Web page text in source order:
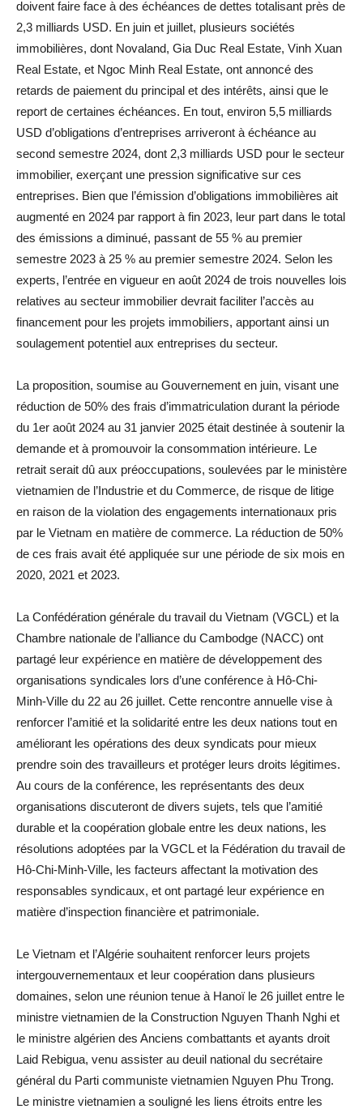
doivent faire face à des échéances de dettes totalisant près de
2,3 milliards USD. En juin et juillet, plusieurs sociétés
immobilières, dont Novaland, Gia Duc Real Estate, Vinh Xuan
Real Estate, et Ngoc Minh Real Estate, ont annoncé des
retards de paiement du principal et des intérêts, ainsi que le
report de certaines échéances. En tout, environ 5,5 milliards
USD d’obligations d’entreprises arriveront à échéance au
second semestre 2024, dont 2,3 milliards USD pour le secteur
immobilier, exerçant une pression significative sur ces
entreprises. Bien que l’émission d’obligations immobilières ait
augmenté en 2024 par rapport à fin 2023, leur part dans le total
des émissions a diminué, passant de 55 % au premier
semestre 2023 à 25 % au premier semestre 2024. Selon les
experts, l’entrée en vigueur en août 2024 de trois nouvelles lois
relatives au secteur immobilier devrait faciliter l’accès au
financement pour les projets immobiliers, apportant ainsi un
soulagement potentiel aux entreprises du secteur.
La proposition, soumise au Gouvernement en juin, visant une
réduction de 50% des frais d’immatriculation durant la période
du 1er août 2024 au 31 janvier 2025 était destinée à soutenir la
demande et à promouvoir la consommation intérieure. Le
retrait serait dû aux préoccupations, soulevées par le ministère
vietnamien de l’Industrie et du Commerce, de risque de litige
en raison de la violation des engagements internationaux pris
par le Vietnam en matière de commerce. La réduction de 50%
de ces frais avait été appliquée sur une période de six mois en
2020, 2021 et 2023.
La Confédération générale du travail du Vietnam (VGCL) et la
Chambre nationale de l’alliance du Cambodge (NACC) ont
partagé leur expérience en matière de développement des
organisations syndicales lors d’une conférence à Hô-Chi-
Minh-Ville du 22 au 26 juillet. Cette rencontre annuelle vise à
renforcer l’amitié et la solidarité entre les deux nations tout en
améliorant les opérations des deux syndicats pour mieux
prendre soin des travailleurs et protéger leurs droits légitimes.
Au cours de la conférence, les représentants des deux
organisations discuteront de divers sujets, tels que l’amitié
durable et la coopération globale entre les deux nations, les
résolutions adoptées par la VGCL et la Fédération du travail de
Hô-Chi-Minh-Ville, les facteurs affectant la motivation des
responsables syndicaux, et ont partagé leur expérience en
matière d’inspection financière et patrimoniale.
Le Vietnam et l’Algérie souhaitent renforcer leurs projets
intergouvernementaux et leur coopération dans plusieurs
domaines, selon une réunion tenue à Hanoï le 26 juillet entre le
ministre vietnamien de la Construction Nguyen Thanh Nghi et
le ministre algérien des Anciens combattants et ayants droit
Laid Rebigua, venu assister au deuil national du secrétaire
général du Parti communiste vietnamien Nguyen Phu Trong.
Le ministre vietnamien a souligné les liens étroits entre les